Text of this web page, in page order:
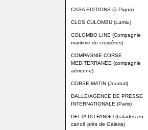
CASA EDITIONS (à Pigna)
CLOS CULOMBU (Lumiu)
COLOMBO LINE (Compagnie
maritime de croisières)
COMPAGNIE CORSE
MEDITERRANEE (compagnie
aérienne)
CORSE MATIN (Journal)
DALLE/AGENCE DE PRESSE
INTERNATIONALE (Paris)
DELTA DU FANGU (balades en
canoë près de Galeria)